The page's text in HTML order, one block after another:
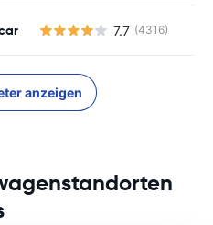
7.7 (4316)
anzeigen